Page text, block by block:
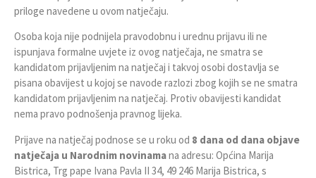
priloge navedene u ovom natječaju.
Osoba koja nije podnijela pravodobnu i urednu prijavu ili ne
ispunjava formalne uvjete iz ovog natječaja, ne smatra se
kandidatom prijavljenim na natječaj i takvoj osobi dostavlja se
pisana obavijest u kojoj se navode razlozi zbog kojih se ne smatra
kandidatom prijavljenim na natječaj. Protiv obavijesti kandidat
nema pravo podnošenja pravnog lijeka.
Prijave na natječaj podnose se u roku od 8 dana od dana objave
natječaja u Narodnim novinamana adresu: Općina Marija
Bistrica, Trg pape Ivana Pavla II 34, 49 246 Marija Bistrica, s